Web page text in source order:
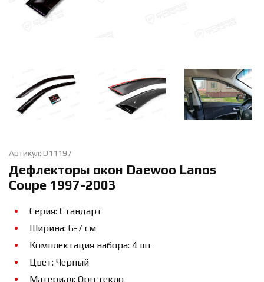
Артикул: D11197
Дефлекторы окон Daewoo Lanos
Coupe 1997-2003
Серия: Стандарт
Ширина: 6-7 см
Комплектация набора: 4 шт
Цвет: Черный
Материал: Оргстекло